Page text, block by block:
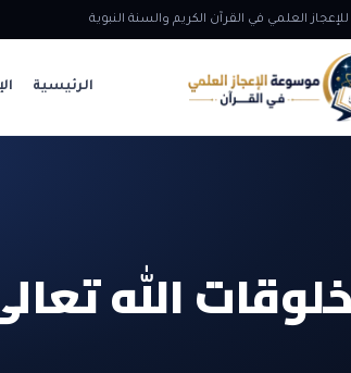
العلمي في القرآن الكريم والسنة النبوية
الرئيسية
الله